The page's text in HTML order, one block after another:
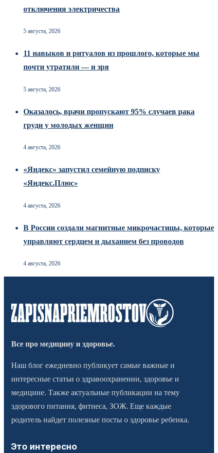
отключения электричества
5 августа, 2026
11 навыков и ритуалов из прошлого, которые мы
почти утратили — и зря
5 августа, 2026
Оказалось, врачи пропускают 95% случаев рака
груди у молодых женщин
4 августа, 2026
«Яндекс» запустил семейную подписку
«Яндекс.Плюс»
4 августа, 2026
В России создали магнитные микрочастицы, которые
управляют сердцем и дыханием без проводов
4 августа, 2026
Все про медицину и здоровье.
Наш блог ежедневно публикует самые важные и
интересные статьи о здравоохранении, здоровье и
медицине. Также актуальные публикации на тему
здорового питания, фитнеса, ЗОЖ. Еще каждые
родитель найдет полезные посты о здоровье ребенка.
Это интересно